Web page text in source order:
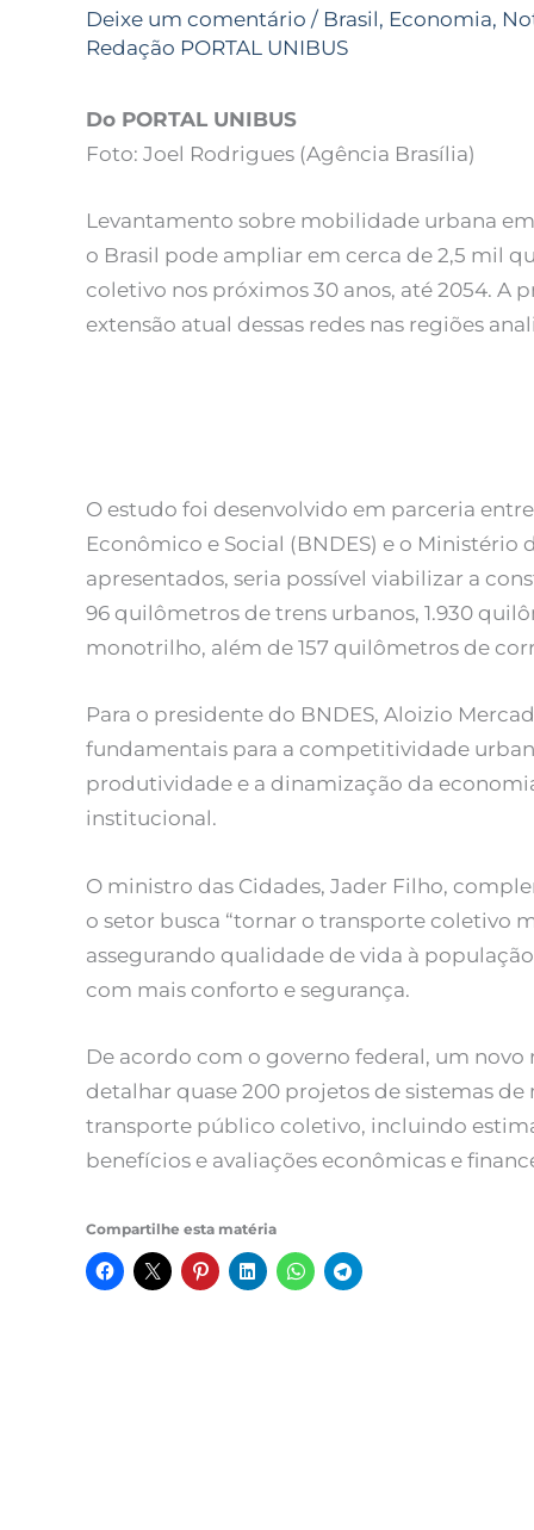
Deixe um comentário / Brasil, Economia,
Redação PORTAL UNIBUS
Do PORTAL UNIBUS
Foto: Joel Rodrigues (Agência Brasília)
Levantamento sobre mobilidade urbana
o Brasil pode ampliar em cerca de 2,5 mil
coletivo nos próximos 30 anos, até 2054. A
extensão atual dessas redes nas regiões
O estudo foi desenvolvido em parceria
Econômico e Social (BNDES) e o Ministério
apresentados, seria possível viabilizar a
96 quilômetros de trens urbanos, 1.930
monotrilho, além de 157 quilômetros de
Para o presidente do BNDES, Aloizio
fundamentais para a competitividade
produtividade e a dinamização da
institucional.
O ministro das Cidades, Jader Filho,
o setor busca “tornar o transporte coletivo
assegurando qualidade de vida à
com mais conforto e segurança.
De acordo com o governo federal, um
detalhar quase 200 projetos de sistemas
transporte público coletivo, incluindo
benefícios e avaliações econômicas e
Compartilhe esta matéria